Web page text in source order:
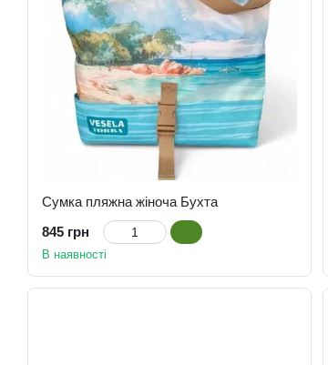
Сумка пляжна жіноча Бухта
845 грн
В наявності